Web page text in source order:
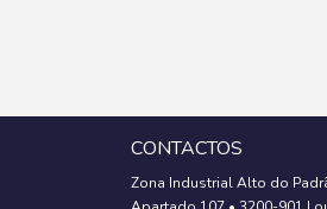
CONTACTOS
Zona Industrial Alto do